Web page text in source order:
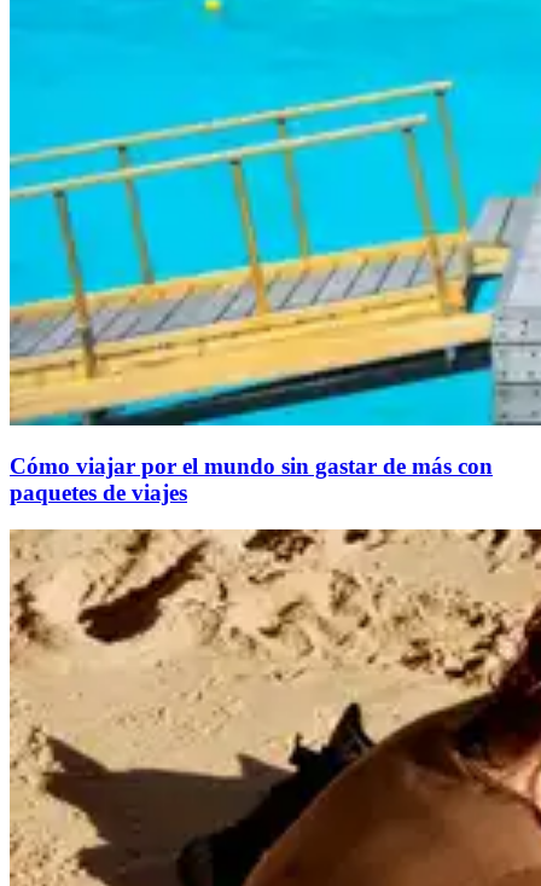
Cómo viajar por el mundo sin gastar de más con
paquetes de viajes